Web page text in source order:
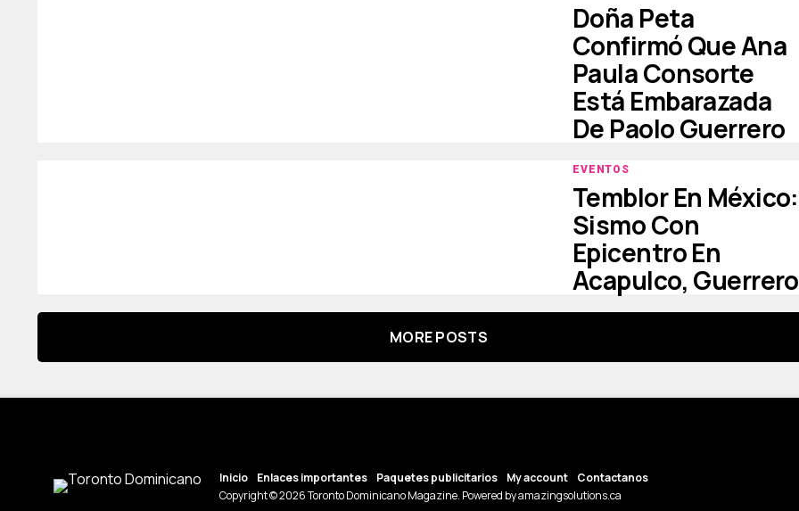
Doña Peta
Confirmó Que Ana
Paula Consorte
Está Embarazada
De Paolo Guerrero
EVENTOS
Temblor En México:
Sismo Con
Epicentro En
Acapulco, Guerrero
MORE POSTS
Inicio Enlaces importantes Paquetes publicitarios My account
Contactanos
Copyright © 2026 Toronto Dominicano Magazine. Powered by amazingsolutions.ca